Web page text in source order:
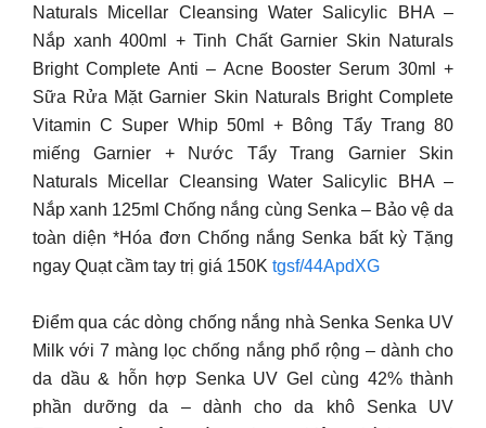
Naturals Micellar Cleansing Water Salicylic BHA –
Nắp xanh 400ml + Tinh Chất Garnier Skin Naturals
Bright Complete Anti – Acne Booster Serum 30ml +
Sữa Rửa Mặt Garnier Skin Naturals Bright Complete
Vitamin C Super Whip 50ml + Bông Tẩy Trang 80
miếng Garnier + Nước Tẩy Trang Garnier Skin
Naturals Micellar Cleansing Water Salicylic BHA –
Nắp xanh 125ml Chống nắng cùng Senka – Bảo vệ da
toàn diện *Hóa đơn Chống nắng Senka bất kỳ Tặng
ngay Quạt cầm tay trị giá 150K tgsf/44ApdXG
Điểm qua các dòng chống nắng nhà Senka Senka UV
Milk với 7 màng lọc chống nắng phổ rộng – dành cho
da dầu & hỗn hợp Senka UV Gel cùng 42% thành
phần dưỡng da – dành cho da khô Senka UV